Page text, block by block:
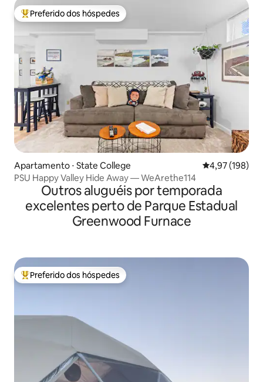
Entre os melhores preferidos dos hóspedes
Preferido dos hóspedes
Apartamento ⋅ State College 4,97 de uma
4,97 (198)
PSU Happy Valley Hide Away — WeArethe114
Outros aluguéis por temporada
excelentes perto de Parque Estadual
Greenwood Furnace
Entre os melhores preferidos dos hóspedes
Preferido dos hóspedes